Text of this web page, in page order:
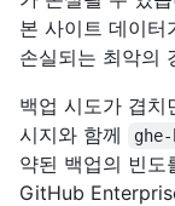
본 사이트 데이터
손실되는 최악의
백업 시도가 겹치
시지와 함께
약된 백업의 빈도
GitHub